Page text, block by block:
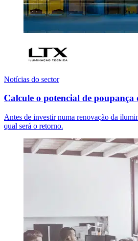
Notícias do sector
Calcule o potencial de
Antes de investir numa renovação da
qual será o retorno.